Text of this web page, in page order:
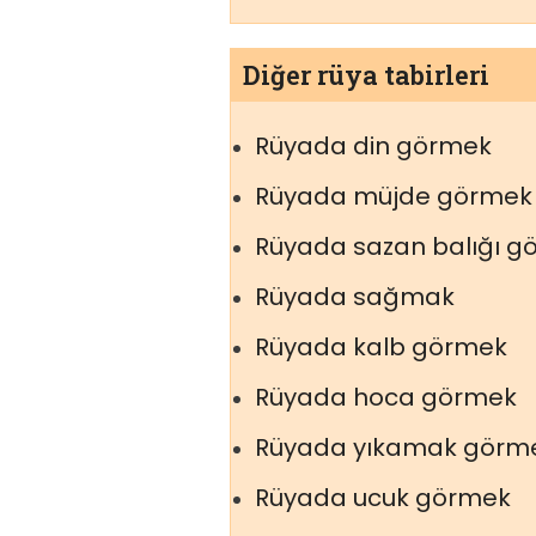
Diğer rüya tabirleri
Rüyada din görmek
Rüyada müjde görmek
Rüyada sazan balığı
Rüyada sağmak
Rüyada kalb görmek
Rüyada hoca görmek
Rüyada yıkamak
Rüyada ucuk görmek